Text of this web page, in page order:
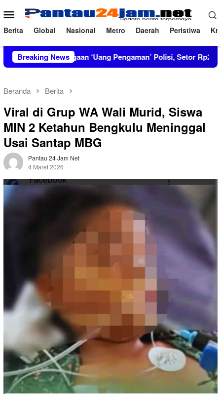
ke
konten
Menu
Mobile
Berita Global Nasional Metro Daerah Peristiwa
Breaking News
Dugaan ‘Uang Pengaman’ Polisi, Setor Rp2,5 Juta tapi
Beranda Berita
Viral di Grup WA Wali Murid, Siswa
MIN 2 Ketahun Bengkulu Meninggal
Usai Santap MBG
Pantau 24 Jam Net
4 Maret 2026